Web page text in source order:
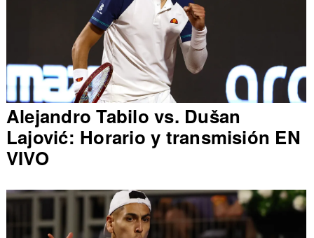
Alejandro Tabilo vs. Dušan
Lajović: Horario y transmisión EN
VIVO